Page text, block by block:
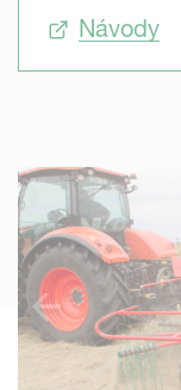
Návody